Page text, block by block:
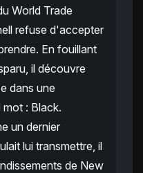
World Trade
refuse d'accepter
En fouillant
il découvre
dans une
: Black.
un dernier
lui transmettre, il
de New